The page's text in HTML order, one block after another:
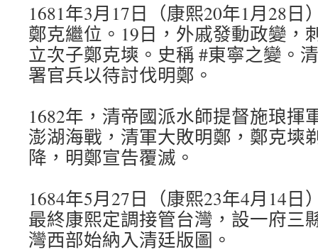
1681年3月17日（康熙20年1月28
鄭克繼位。19日，外戚發動政變，
立次子鄭克塽。史稱 #東寧之變。
署官兵以待討伐明鄭。
1682年，清帝國派水師提督施琅揮
澎湖海戰，清軍大敗明鄭，鄭克塽
降，明鄭宣告覆滅。
1684年5月27日（康熙23年4月14
最終康熙定調接管台灣，設一府三
灣西部始納入清廷版圖。